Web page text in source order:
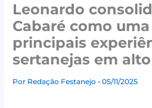
Leonardo
Cabaré como
principais
sertanejas em
Por Redação Festanejo• 05/11/2025